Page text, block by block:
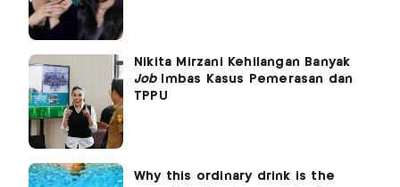
Nikita Mirzani Kehilangan Banyak
JobImbas Kasus Pemerasan dan
TPPU